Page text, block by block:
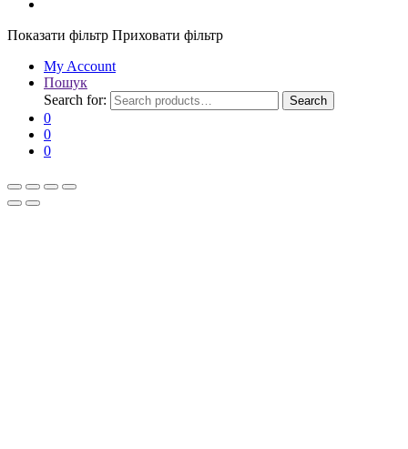
Показати фільтр Приховати фільтр
My Account
Пошук
Search for:
Search
0
0
0